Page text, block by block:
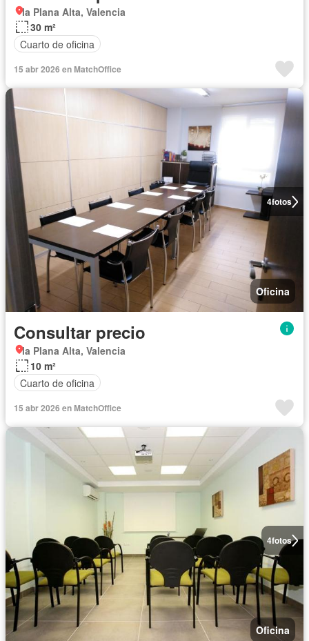
la Plana Alta, Valencia
30 m²
Cuarto de oficina
15 abr 2026 en MatchOffice
4fotos
Oficina
Consultar precio
la Plana Alta, Valencia
10 m²
Cuarto de oficina
15 abr 2026 en MatchOffice
4fotos
Oficina